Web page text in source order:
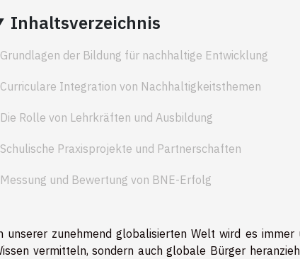
Inhaltsverzeichnis
Grundlagen der Bildung für nachhaltige Entwicklung
Curriculare Integration von Nachhaltigkeitsthemen
Die Rolle von Lehrkräften und Ausbildung
Schulische Praxisprojekte und Partnerschaften
Messung und Bewertung von BNE-Erfolg
unserer zunehmend globalisierten Welt wird es
vermitteln, sondern auch globale Bürger